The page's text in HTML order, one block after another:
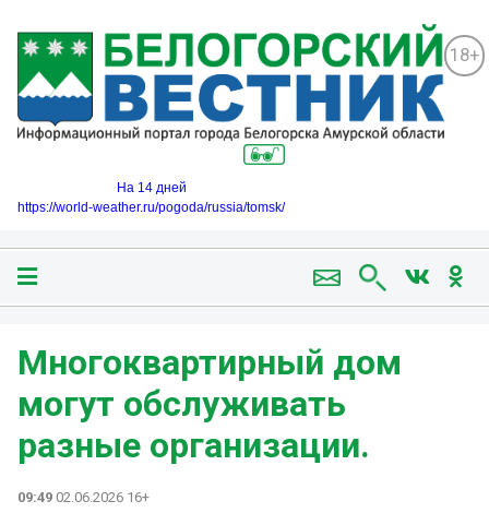
18+
На 14 дней
https://world-weather.ru/pogoda/russia/tomsk/
Многоквартирный дом
могут обслуживать
разные организации.
09:49 02.06.2026 16+